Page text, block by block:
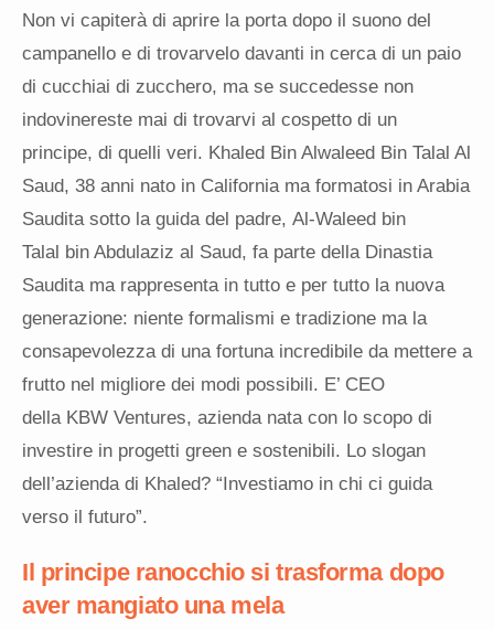
Non vi capiterà di aprire la porta dopo il suono del
campanello e di trovarvelo davanti in cerca di un paio
di cucchiai di zucchero, ma se succedesse non
indovinereste mai di trovarvi al cospetto di un
principe, di quelli veri. Khaled Bin Alwaleed Bin Talal Al
Saud, 38 anni nato in California ma formatosi in Arabia
Saudita sotto la guida del padre, Al-Waleed bin
Talal bin Abdulaziz al Saud, fa parte della Dinastia
Saudita ma rappresenta in tutto e per tutto la nuova
generazione: niente formalismi e tradizione ma la
consapevolezza di una fortuna incredibile da mettere a
frutto nel migliore dei modi possibili. E’ CEO
della KBW Ventures, azienda nata con lo scopo di
investire in progetti green e sostenibili. Lo slogan
dell’azienda di Khaled? “Investiamo in chi ci guida
verso il futuro”.
Il principe ranocchio si trasforma dopo
aver mangiato una mela